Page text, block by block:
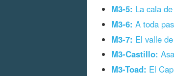
M3-5: La cala
M3-6: A toda
M3-7: El valle
M3-Castillo:
M3-Toad: El